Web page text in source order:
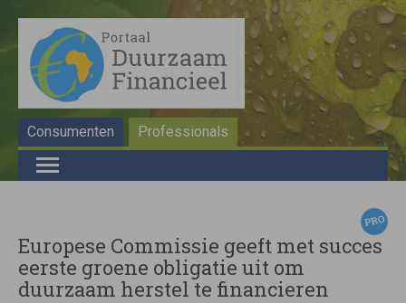
Consumenten Professionals
Europese Commissie geeft met succes
eerste groene obligatie uit om
duurzaam herstel te financieren